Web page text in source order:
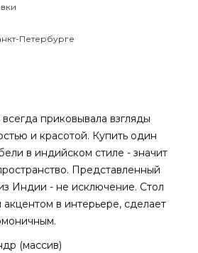
Петербурге
приковывала взгляды
и красотой. Купить один
в индийском стиле - значит
Представленный
Индии - не исключение. Стол
в интерьере, сделает
(массив)